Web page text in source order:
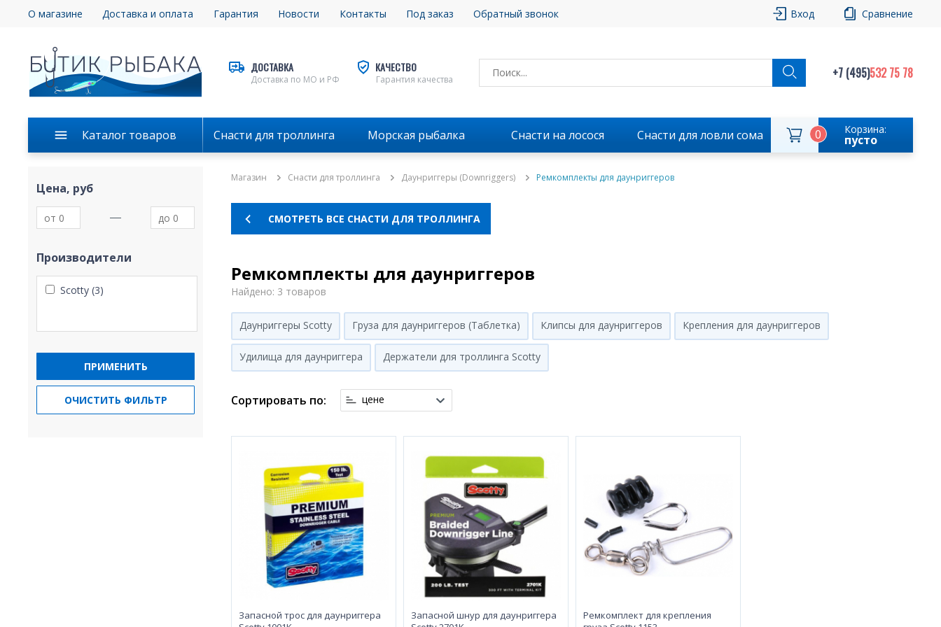
О магазине Доставка и оплата Гарантия Новости Контакты Под заказ Обратный звонок Вход Сравнение
ДОСТАВКА
Доставка по МО и РФ
КАЧЕСТВО
Гарантия качества +7 (495)532 75 78
Каталог товаров Снасти для троллинга Морская рыбалка Снасти на лосося Снасти для ловли сома Корзина:
пусто
0
Цена, руб
Производители
Scotty (3)
ПРИМЕНИТЬ
ОЧИСТИТЬ ФИЛЬТР
Магазин Снасти для троллинга Даунриггеры (Downriggers) Ремкомплекты для даунриггеров
СМОТРЕТЬ ВСЕ СНАСТИ ДЛЯ ТРОЛЛИНГА
Ремкомплекты для даунриггеров
Найдено: 3 товаров
Даунриггеры Scotty Груза для даунриггеров (Таблетка) Клипсы для даунриггеров Крепления для даунриггеров
Удилища для даунриггера Держатели для троллинга Scotty
Сортировать по: цене
Запасной трос для даунриггера
Запасной шнур для даунриггера
Ремкомплект для крепления